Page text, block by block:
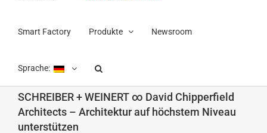
Smart Factory Produkte Newsroom
Sprache:
SCHREIBER + WEINERT ∞ David Chipperfield
Architects – Architektur auf höchstem Niveau
unterstützen